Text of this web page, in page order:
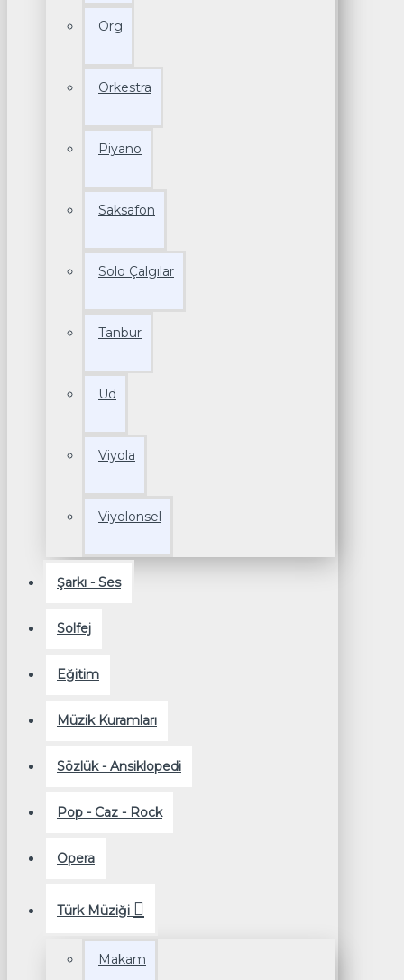
Org
Orkestra
Piyano
Saksafon
Solo Çalgılar
Tanbur
Ud
Viyola
Viyolonsel
Şarkı - Ses
Solfej
Eğitim
Müzik Kuramları
Sözlük - Ansiklopedi
Pop - Caz - Rock
Opera
Türk Müziği
Makam